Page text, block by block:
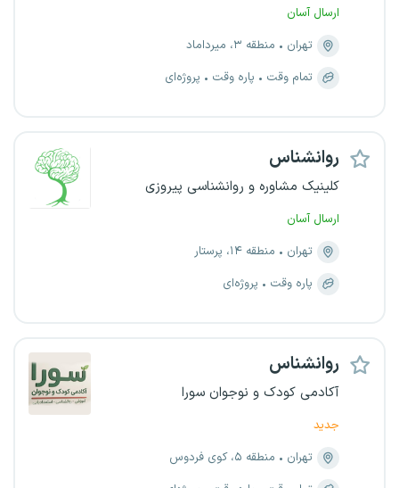
ارسال آسان
تهران
منطقه ۳، میرداماد
تمام وقت
پاره وقت پروژه‌ای
روانشناس
کلینیک مشاوره و روانشناسی پیروزی
ارسال آسان
تهران
منطقه ۱۴، پرستار
پاره وقت
پروژه‌ای
روانشناس
آکادمی کودک و نوجوان سورا
جدید
تهران
منطقه ۵، کوی فردوس